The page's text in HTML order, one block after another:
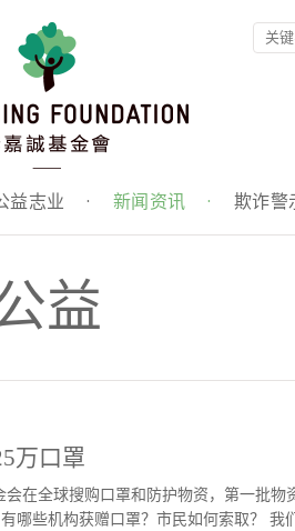
益志业 · 新闻资讯 · 欺诈警
益
万口罩
会在全球搜购口罩和防护物资，第一批物
哪些机构获赠口罩？市民如何索取？ 我